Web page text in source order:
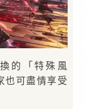
的「特殊風
也可盡情享受